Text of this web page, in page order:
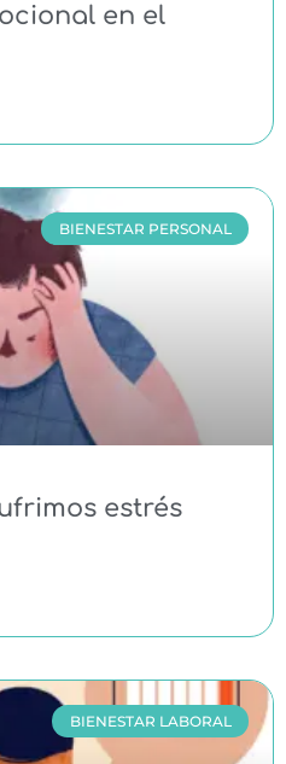
en el
BIENESTAR PERSONAL
estrés
BIENESTAR LABORAL